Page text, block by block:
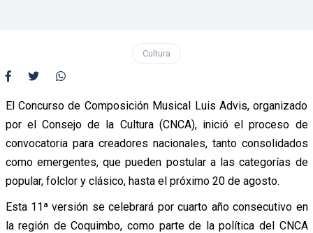
Cultura
El Concurso de Composición Musical Luis Advis, organizado
por el Consejo de la Cultura (CNCA), inició el proceso de
convocatoria para creadores nacionales, tanto consolidados
como emergentes, que pueden postular a las categorías de
popular, folclor y clásico, hasta el próximo 20 de agosto.
Esta 11ª versión se celebrará por cuarto año consecutivo en
la región de Coquimbo, como parte de la política del CNCA